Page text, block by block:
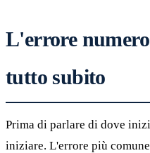
L'errore
tutto subito
Prima di parlare di dove
iniziare. L'errore più